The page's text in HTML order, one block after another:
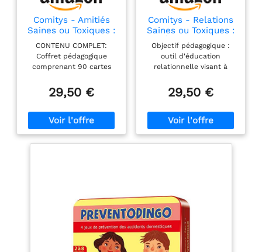
Comitys - Amitiés
Saines ou Toxiques :
Prévention du
Harcèlement
Scolaire
CONTENU COMPLET:
Coffret pédagogique
comprenant 90 cartes
drapeaux (4 verts, 4
oranges, 4 rouges) et un
pages PUBLIC CIBLE:
Adapté pour tous les âges
Développe l'intelligence
relationnelle, promeut
l'égalité dans les relations
et renforce les
compétences
29,50 €
Comitys - Relations
Saines ou Toxiques :
Éducation et
Prévention Violence
Objectif pédagogique :
outil d'éducation
relationnelle visant à
saines et toxiques. Public
cible : conçu pour les
adapté aux contextes
éducatifs et de
Utilisation : idéal pour les
animateurs, éducateurs,
psychologues et
professionnels de la
prévention des violences.
29,50 €